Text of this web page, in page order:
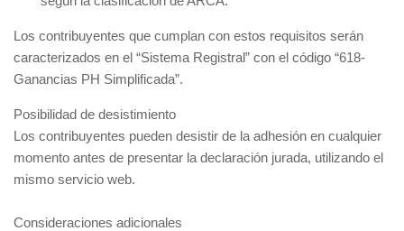
Los contribuyentes que cumplan con estos requisitos serán
caracterizados en el “Sistema Registral” con el código “618-
Ganancias PH Simplificada”.
Posibilidad de desistimiento
Los contribuyentes pueden desistir de la adhesión en cualquier
momento antes de presentar la declaración jurada, utilizando el
mismo servicio web.
Consideraciones adicionales